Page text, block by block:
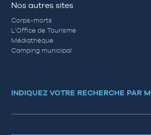
Nos autres sites
Corps-morts
L’Office de Tourisme
Médiathèque
Camping municipal
INDIQUEZ VOTRE RECHERCHE PAR